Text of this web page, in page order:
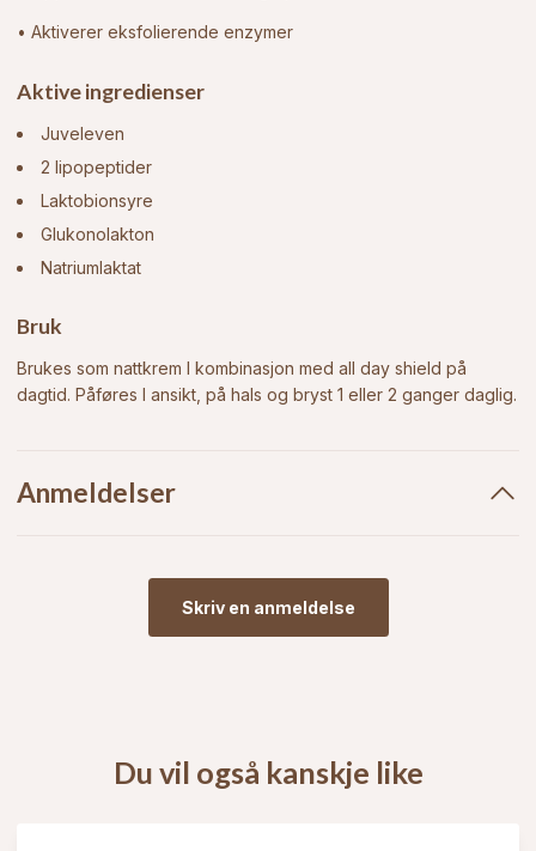
• Aktiverer eksfolierende enzymer
Aktive ingredienser
Juveleven
2 lipopeptider
Laktobionsyre
Glukonolakton
Natriumlaktat
Bruk
Brukes som nattkrem I kombinasjon med all day shield på
dagtid. Påføres I ansikt, på hals og bryst 1 eller 2 ganger daglig.
Anmeldelser
Skriv en anmeldelse
Du vil også kanskje like